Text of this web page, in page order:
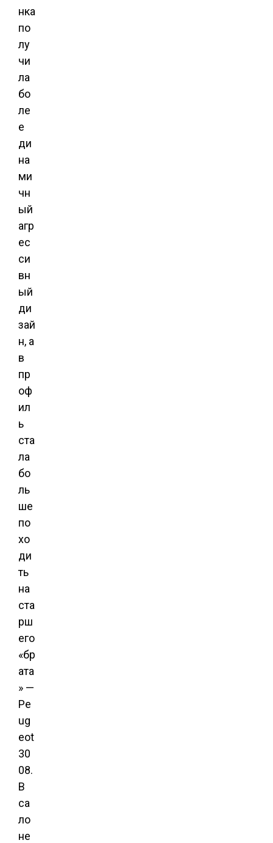
нка
по
лу
чи
ла
бо
ле
е
ди
на
ми
чн
ый
агр
ес
си
вн
ый
ди
зай
н, а
в
пр
оф
ил
ь
ста
ла
бо
ль
ше
по
хо
ди
ть
на
ста
рш
его
«бр
ата
» —
Pe
ug
eot
30
08.
В
са
ло
не